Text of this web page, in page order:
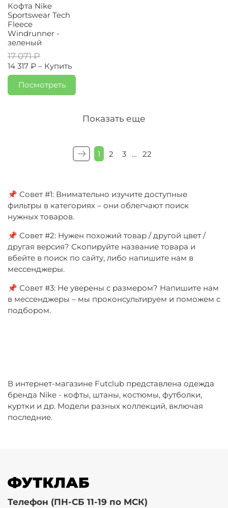
Кофта Nike
Sportswear Tech
Fleece
Windrunner -
зеленый
17 071 ₽
14 317 ₽ – Купить
Посмотреть
Показать еще
1 2 3 … 22
📌 Совет #1: Внимательно изучите доступные
фильтры в категориях – они облегчают поиск
нужных товаров.
📌 Совет #2: Нужен похожий товар / другой цвет /
другая версия? Скопируйте название товара и
вбейте в поиск по сайту, либо напишите нам в
мессенджеры.
📌 Совет #3: Не уверены с размером? Напишите нам
в мессенджеры – мы проконсультируем и поможем с
подбором.
В интернет-магазине Futclub представлена одежда
бренда Nike - кофты, штаны, костюмы, футболки,
куртки и др. Модели разных коллекций, включая
последние.
Телефон (ПН-СБ 11-19 по МСК)